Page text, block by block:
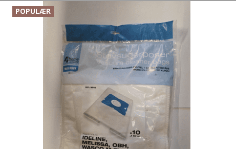
POPULÆR